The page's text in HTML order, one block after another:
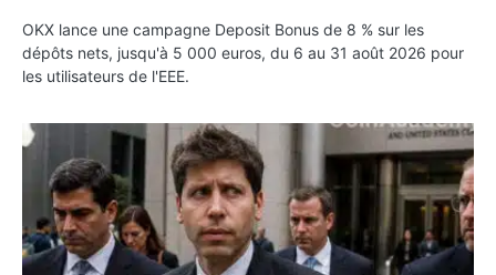
OKX lance une campagne Deposit Bonus de 8 % sur les
dépôts nets, jusqu'à 5 000 euros, du 6 au 31 août 2026 pour
les utilisateurs de l'EEE.
OpenAI demande le rejet de la plainte d’Apple et